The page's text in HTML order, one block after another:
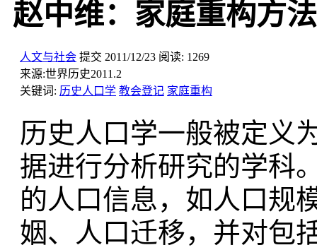
赵中维：家庭重构方
人文与社会 提交 2011/12/23 阅读: 1269
来源:世界历史2011.2
关键词: 历史人口学 教会登记 家庭重构
历史人口学一般被定义
据进行分析研究的学科
的人口信息，如人口规
姻、人口迁移，并对包